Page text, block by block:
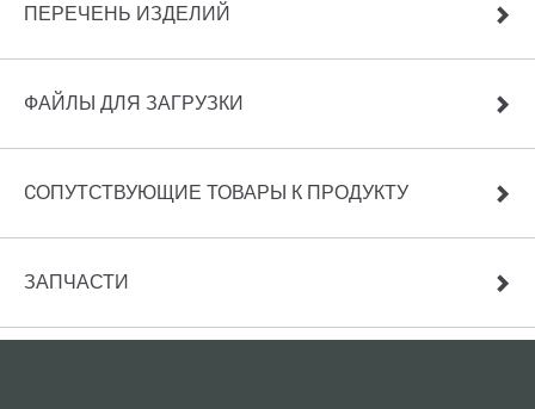
ПЕРЕЧЕНЬ ИЗДЕЛИЙ
ФАЙЛЫ ДЛЯ ЗАГРУЗКИ
CОПУТСТВУЮЩИЕ ТОВАРЫ К ПРОДУКТУ
ЗАПЧАСТИ